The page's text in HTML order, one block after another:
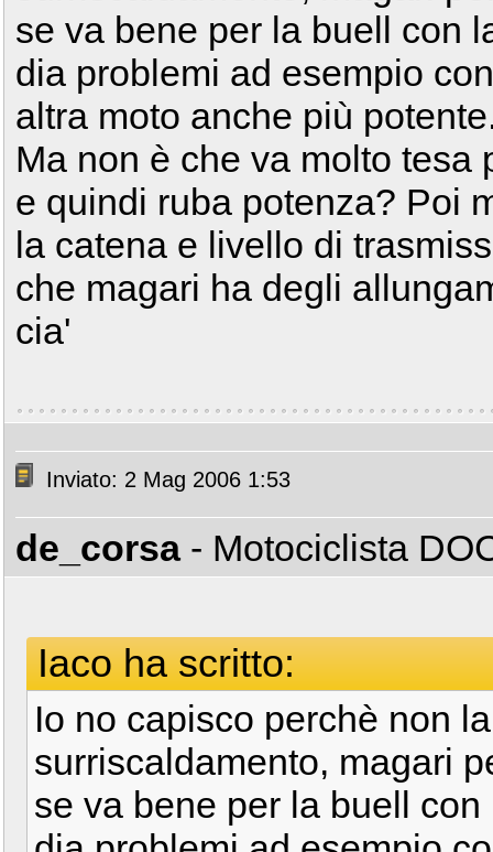
se va bene per la buell con
dia problemi ad esempio
altra moto anche più
Ma non è che va molto
e quindi ruba potenza? Poi
la catena e livello di
che magari ha degli
cia'
Inviato: 2 Mag 2006 1:53
de_corsa - Motociclista
Iaco ha scritto:
Io no capisco perchè non
surriscaldamento, magari
se va bene per la buell